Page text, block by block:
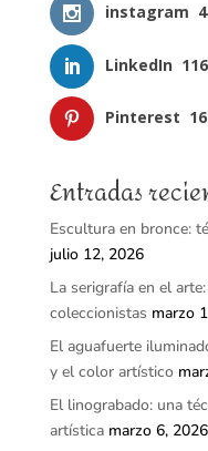
instagram
LinkedIn 116
Pinterest
Entradas
Escultura en bronce:
julio 12, 2026
La serigrafía en el
coleccionistas marzo
El aguafuerte
y el color artístico
El linograbado: una
artística marzo 6, 2026